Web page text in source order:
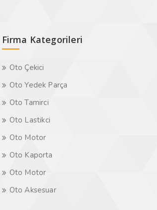
Firma Kategorileri
Oto Çekici
Oto Yedek Parça
Oto Tamirci
Oto Lastikci
Oto Motor
Oto Kaporta
Oto Motor
Oto Aksesuar